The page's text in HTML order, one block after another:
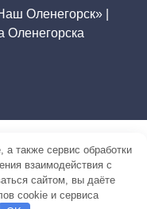
Оленегорск» |
Оленегорска
также сервис обработки
взаимодействия с
сайтом, вы даёте
cookie и сервиса